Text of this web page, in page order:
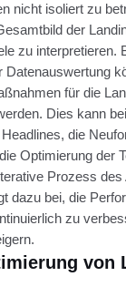
nicht isoliert zu
der
zu interpretieren.
Datenauswertung
für die
Dies kann
die
Optimierung der
Prozess des
dazu bei, die
zu
von